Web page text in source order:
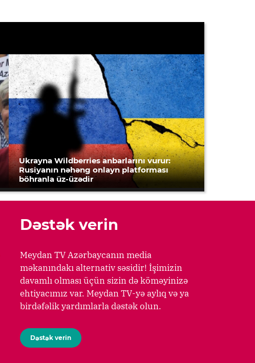
Ukrayna Wildberries anbarlarını vurur:
Rusiyanın nəhəng onlayn platforması
böhranla üz-üzədir
Dəstək verin
Meydan TV Azərbaycanın media
məkanındakı alternativ səsidir! İşimizin
davamlı olması üçün sizin də köməyinizə
ehtiyacımız var. Meydan TV-yə aylıq və ya
birdəfəlik yardımlarla dəstək olun.
Dəstək verin